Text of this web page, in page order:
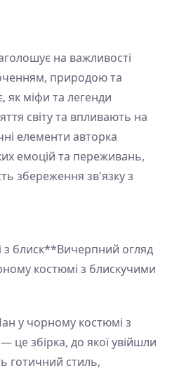
на важливості
природою та
як міфи та легенди
світу та впливають на
елементи авторка
емоцій та переживань,
збереження зв'язку з
блиск**Вичерпний огляд
костюмі з блискучими
у чорному костюмі з
це збірка, до якої увійшли
готичний стиль,